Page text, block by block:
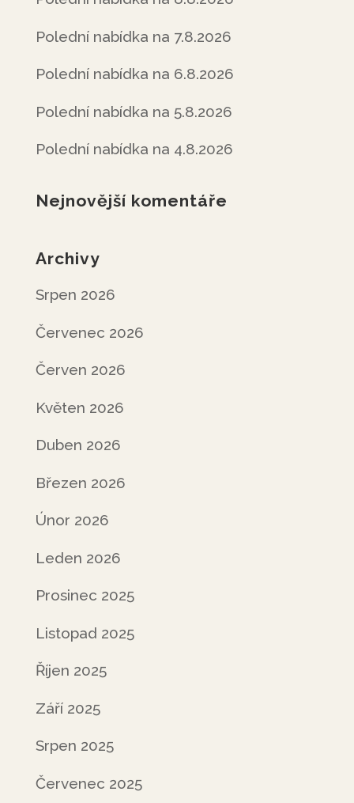
Polední nabídka na 7.8.2026
Polední nabídka na 6.8.2026
Polední nabídka na 5.8.2026
Polední nabídka na 4.8.2026
Nejnovější komentáře
Archivy
Srpen 2026
Červenec 2026
Červen 2026
Květen 2026
Duben 2026
Březen 2026
Únor 2026
Leden 2026
Prosinec 2025
Listopad 2025
Říjen 2025
Září 2025
Srpen 2025
Červenec 2025